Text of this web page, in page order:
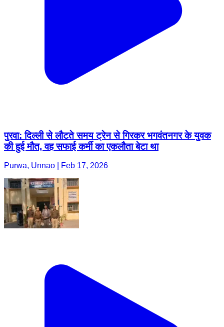
पुरवा: दिल्ली से लौटते समय ट्रेन से गिरकर भगवंतनगर के युवक
की हुई मौत, वह सफाई कर्मी का एकलौता बेटा था
Purwa, Unnao | Feb 17, 2026